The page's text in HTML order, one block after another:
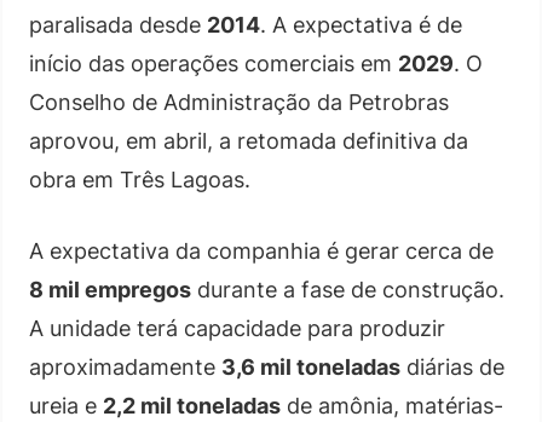
paralisada desde 2014. A expectativa é de
início das operações comerciais em 2029. O
Conselho de Administração da Petrobras
aprovou, em abril, a retomada definitiva da
obra em Três Lagoas.
A expectativa da companhia é gerar cerca de
8 mil empregos durante a fase de construção.
A unidade terá capacidade para produzir
aproximadamente 3,6 mil toneladas diárias de
ureia e 2,2 mil toneladas de amônia, matérias-